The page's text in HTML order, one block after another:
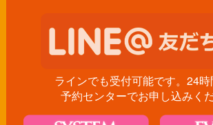
ラインでも受付可能です。24時
予約センターでお申し込みくだ